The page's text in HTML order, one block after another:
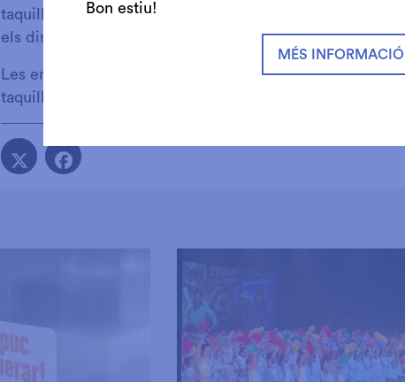
taquilles del teatre de 10 a 13 h i de 16 a 20 h. A partir
els dimecres, dijous i divendres de 17.30 a 20 h.
Les entrades pels espectacles que ja estan a la venda
taquilles del teatre a partir del 4 de setembre.
Bon estiu!
MÉS INFORMACIÓ